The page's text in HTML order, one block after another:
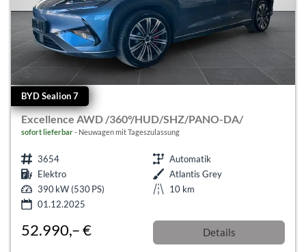
BYD Sealion 7
Excellence AWD /360°/HUD/SHZ/PANO-DA/
sofort lieferbar Neuwagen mit Tageszulassung
3654
Automatik
Elektro
Atlantis Grey
390 kW (530 PS)
10 km
01.12.2025
52.990,– € Details